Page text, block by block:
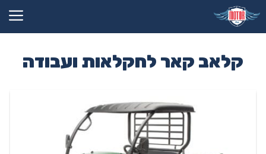
לדלג
לתוכן
קלאב קאר לחקלאות ועבודה